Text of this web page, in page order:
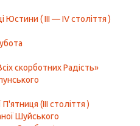
Юстини ( III — IV століття )
скорботних Радість»
(III століття )
Шуйського